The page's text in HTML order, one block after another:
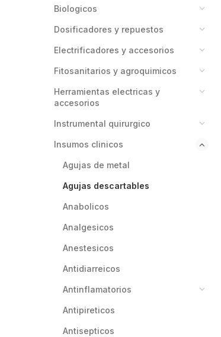
biologicos
dosificadores y repuestos
electrificadores y accesorios
fitosanitarios y agroquimicos
herramientas electricas y
accesorios
instrumental quirurgico
insumos clinicos
agujas de metal
agujas descartables
anabolicos
analgesicos
anestesicos
antidiarreicos
antinflamatorios
antipireticos
antisepticos